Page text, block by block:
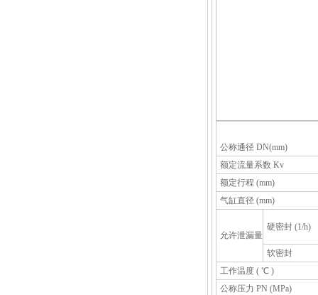
公称通径 DN(mm)
额定流量系数 Kv
额定行程 (mm)
气缸直径 (mm)
允许泄漏量
硬密封 (1/h)
软密封
工作温度 ( ℃ )
公称压力 PN (MPa)